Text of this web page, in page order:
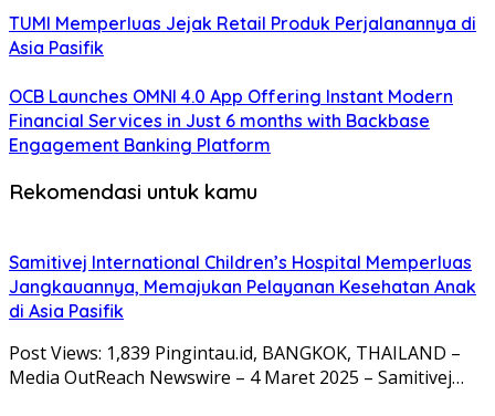
TUMI Memperluas Jejak Retail Produk Perjalanannya di
Asia Pasifik
OCB Launches OMNI 4.0 App Offering Instant Modern
Financial Services in Just 6 months with Backbase
Engagement Banking Platform
Rekomendasi untuk kamu
Samitivej International Children’s Hospital Memperluas
Jangkauannya, Memajukan Pelayanan Kesehatan Anak
di Asia Pasifik
Post Views: 1,839 Pingintau.id, BANGKOK, THAILAND –
Media OutReach Newswire – 4 Maret 2025 – Samitivej…